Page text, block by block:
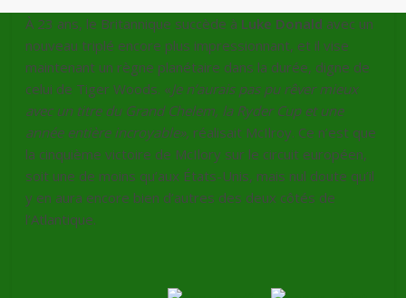
À 23 ans, le Britannique succède à Luke Donald avec un
nouveau triplé encore plus impressionnant, et il vise
maintenant un règne planétaire dans la durée, digne de
celui de Tiger Woods. «Je n’aurais pas pu rêver mieux
avec un titre du Grand Chelem, la Ryder Cup et une
année entière incroyable», réalisait McIlroy. Ce n’est que
la cinquième victoire de McIlory sur le circuit européen,
soit une de moins qu’aux États-Unis, mais nul doute qu’il
y en aura encore bien d’autres des deux côtés de
l’Atlantique.